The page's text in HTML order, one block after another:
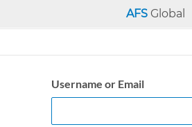
AFSGlobal